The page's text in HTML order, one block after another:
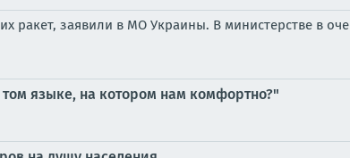
ракет, заявили в МО Украины. В министерстве в
языке, на котором нам комфортно?"